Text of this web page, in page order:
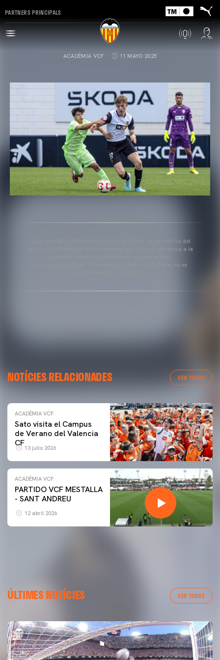
PARTNERS PRINCIPALS
ACADÈMIA VCF 11 MAYO 2025
Copyright 2013-2025 Valencia Club de Futbol. Es permet l'ús del
contingut editorial de l'article sempre que es faça referència a la
www.valenciacf.com. Fotografies de Lázaro de la Peña, no es
NOTÍCIES RELACIONADES VER TODAS
ACADÈMIA VCF
Sato visita el Campus
de Verano del Valencia
CF
13 julio 2026
ACADÈMIA VCF
PARTIDO VCF MESTALLA
- SANT ANDREU
12 abril 2026
ÚLTIMES NOTÍCIES VER TODAS